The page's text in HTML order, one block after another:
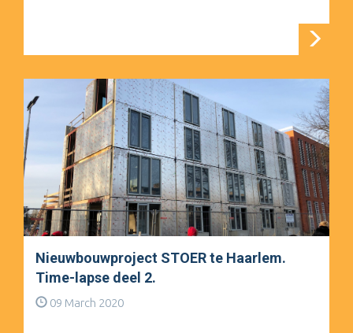
Nieuwbouwproject STOER te Haarlem.
Time-lapse deel 2.
09 March 2020